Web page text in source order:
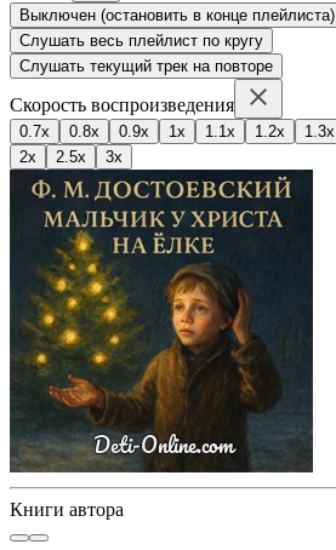
Выключен (остановить в конце плейлиста)
Слушать весь плейлист по кругу
Слушать текущий трек на повторе
Скорость воспроизведения
0.7x 0.8x 0.9x 1x 1.1x 1.2x 1.3x
2x
2.5x 3x
Книги автора